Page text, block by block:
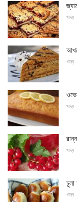
খাদ্য
খাদ্য
খাদ্য
খাদ্য
খাদ্য